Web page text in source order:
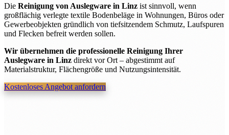
Die Reinigung von Auslegware in Linz ist sinnvoll, wenn
großflächig verlegte textile Bodenbeläge in Wohnungen, Büros oder
Gewerbeobjekten gründlich von tiefsitzendem Schmutz, Laufspuren
und Flecken befreit werden sollen.
Wir übernehmen die professionelle Reinigung Ihrer
Auslegware in Linz direkt vor Ort – abgestimmt auf
Materialstruktur, Flächengröße und Nutzungsintensität.
Kostenloses Angebot anfordern